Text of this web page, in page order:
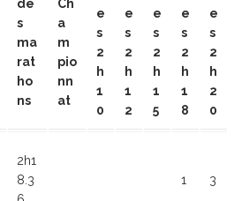
de
s
ma
rat
ho
ns
Ch
a
m
pio
nn
at
e
s
2
h
1
0
e
s
2
h
1
2
e
s
2
h
1
5
e
s
2
h
1
8
e
s
2
h
2
0
2h1
8.3
1 3